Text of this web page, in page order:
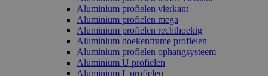
Aluminium profielen vierkant
Aluminium profielen mega
Aluminium profielen rechthoekig
Aluminium doekenframe profielen
Aluminium profielen ophangsysteem
Aluminium U profielen
Aluminium L profielen